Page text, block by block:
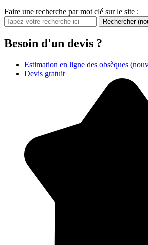
Faire une recherche par mot clé sur le site :
Rechercher
Besoin d'un devis ?
Estimation en ligne des obsèques
Devis gratuit